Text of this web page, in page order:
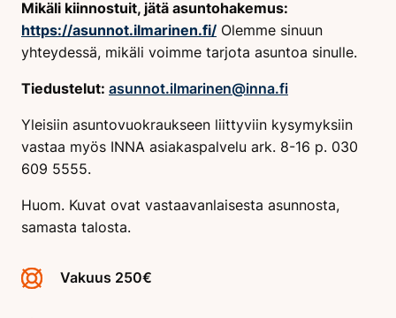
Mikäli kiinnostuit, jätä asuntohakemus:
https://asunnot.ilmarinen.fi/ Olemme sinuun
yhteydessä, mikäli voimme tarjota asuntoa sinulle.
Tiedustelut: asunnot.ilmarinen@inna.fi
Yleisiin asuntovuokraukseen liittyviin kysymyksiin
vastaa myös INNA asiakaspalvelu ark. 8-16 p. 030
609 5555.
Huom. Kuvat ovat vastaavanlaisesta asunnosta,
samasta talosta.
Vakuus 250€